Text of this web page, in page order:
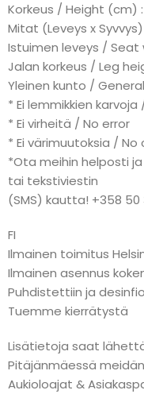
Korkeus / Height (cm) :
Mitat (Leveys x
Istuimen leveys /
Jalan korkeus / Leg
Yleinen kunto /
* Ei lemmikkien
* Ei virheitä / No error
* Ei värimuutoksia /
*Ota meihin helposti
tai tekstiviestin
(SMS) kautta! +358 50
FI
Ilmainen toimitus
Ilmainen asennus
Puhdistettiin ja
Tuemme kierrätystä
Lisätietoja saat
Pitäjänmäessä
Aukioloajat &